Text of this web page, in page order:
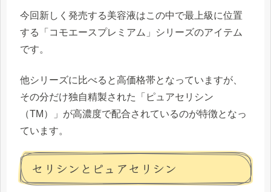
今回新しく発売する美容液はこの中で最上級に位置
する「コモエースプレミアム」シリーズのアイテム
です。
他シリーズに比べると高価格帯となっていますが、
その分だけ独自精製された「ピュアセリシン
（TM）」が高濃度で配合されているのが特徴となっ
ています。
セリシンとピュアセリシン